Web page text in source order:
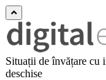
Situații de învățare cu
deschise